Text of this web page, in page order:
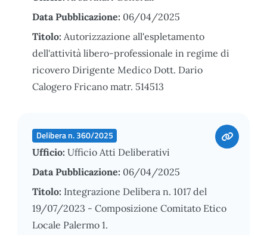
Data Pubblicazione: 06/04/2025
Titolo: Autorizzazione all'espletamento
dell'attività libero-professionale in regime di
ricovero Dirigente Medico Dott. Dario
Calogero Fricano matr. 514513
Delibera n. 360/2025
Ufficio: Ufficio Atti Deliberativi
Data Pubblicazione: 06/04/2025
Titolo: Integrazione Delibera n. 1017 del
19/07/2023 - Composizione Comitato Etico
Locale Palermo 1.